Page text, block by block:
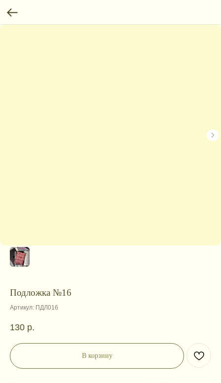
Подложка №16
Артикул: ПДЛ016
130 р.
В корзину